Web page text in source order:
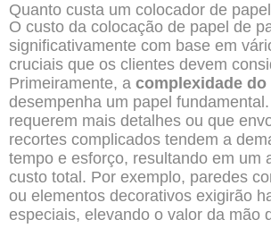
Quanto custa um colocador de
O custo da colocação de papel de
significativamente com base em
cruciais que os clientes devem
Primeiramente, a complexidade
desempenha um papel
requerem mais detalhes ou que
recortes complicados tendem a
tempo e esforço, resultando em um
custo total. Por exemplo, paredes
ou elementos decorativos exigirão
especiais, elevando o valor da mão